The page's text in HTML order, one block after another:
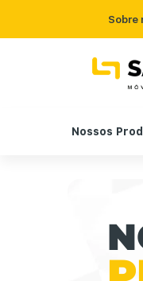
Sobre
Nossos